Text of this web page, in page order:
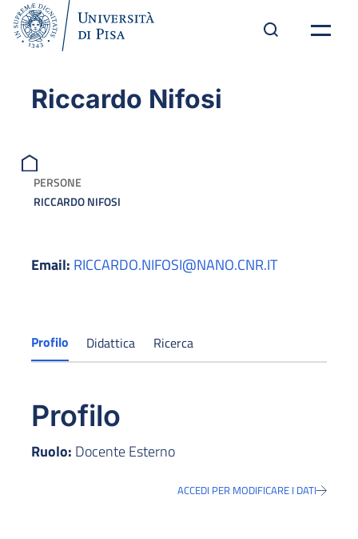
Riccardo Nifosi
PERSONE
RICCARDO NIFOSI
Email: RICCARDO.NIFOSI@NANO.CNR.IT
Profilo Didattica Ricerca
Profilo
Ruolo: Docente Esterno
ACCEDI PER MODIFICARE I DATI